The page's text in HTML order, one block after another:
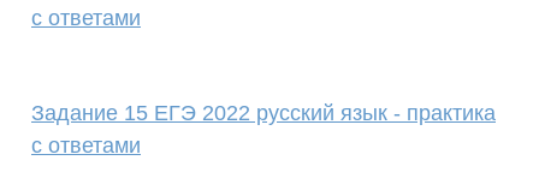
с ответами
Задание 15 ЕГЭ 2022 русский язык - практика
с ответами